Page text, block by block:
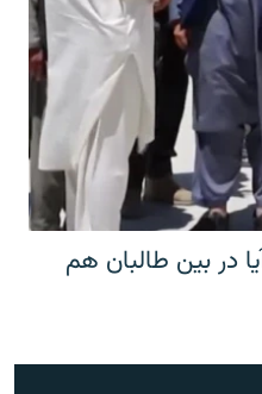
در بین طالبان هم